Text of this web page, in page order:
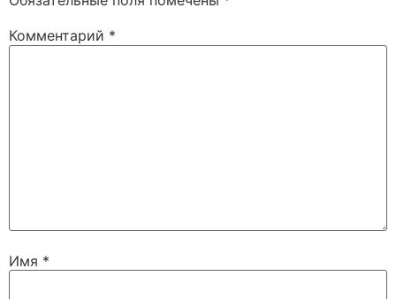
Комментарий *
Имя *